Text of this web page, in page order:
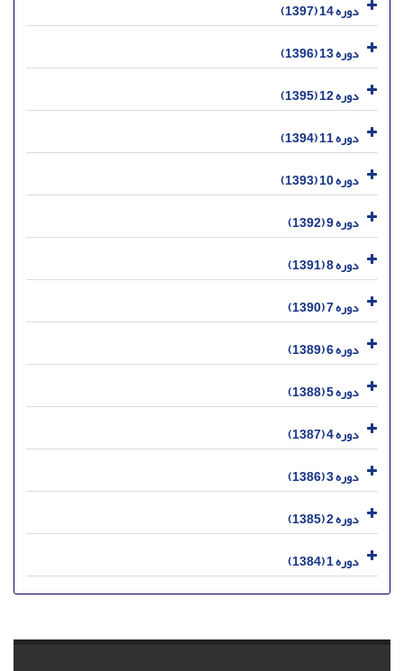
دوره 14 (1397)
دوره 13 (1396)
دوره 12 (1395)
دوره 11 (1394)
دوره 10 (1393)
دوره 9 (1392)
دوره 8 (1391)
دوره 7 (1390)
دوره 6 (1389)
دوره 5 (1388)
دوره 4 (1387)
دوره 3 (1386)
دوره 2 (1385)
دوره 1 (1384)